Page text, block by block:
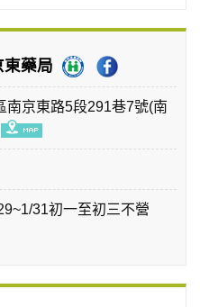
藥局
南京東路5段291巷7號(南
31初一至初三不營